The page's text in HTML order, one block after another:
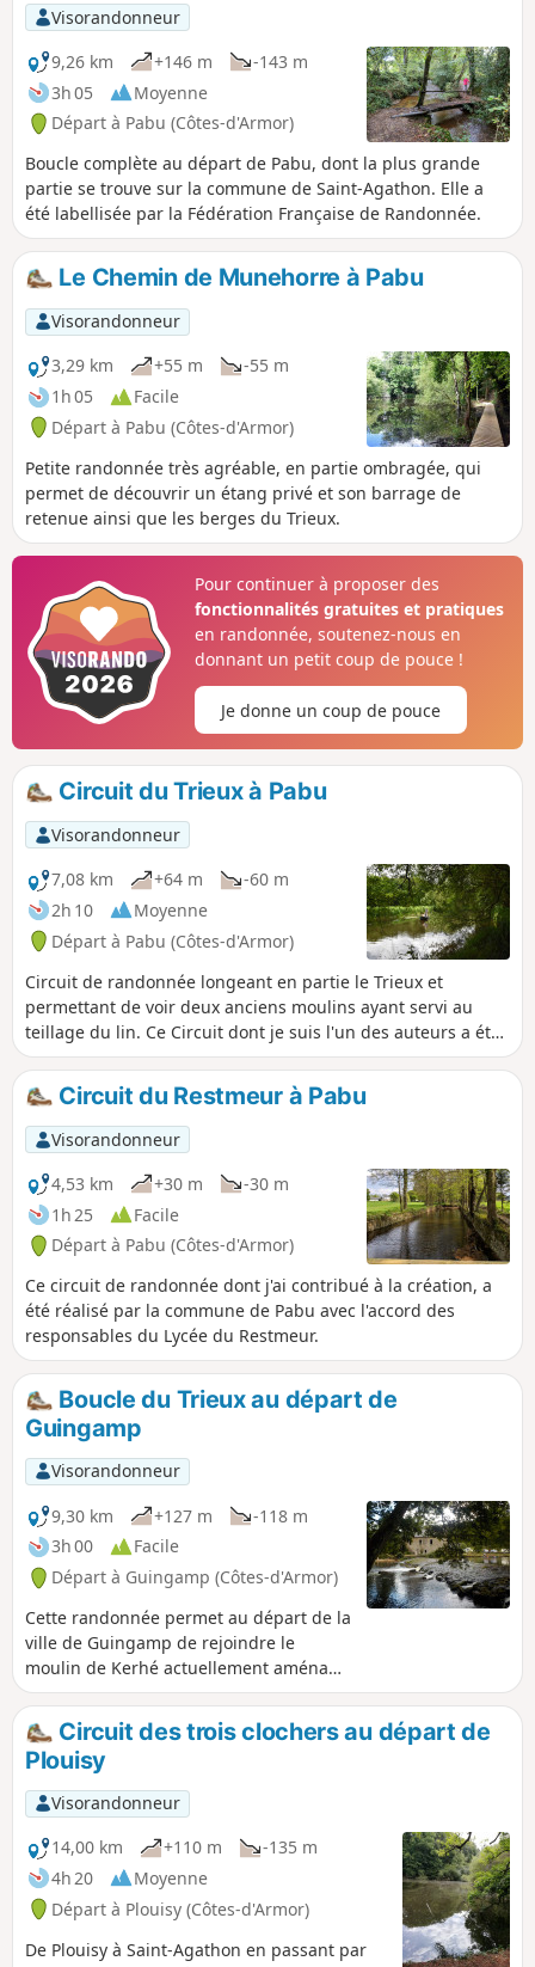
Visorandonneur
9,26 km
+146 m
-143 m
3h 05
Moyenne
Départ à Pabu (Côtes-d'Armor)
Boucle complète au départ de Pabu, dont la plus grande
partie se trouve sur la commune de Saint-Agathon. Elle a
été labellisée par la Fédération Française de Randonnée.
Le Chemin de Munehorre à Pabu
Visorandonneur
3,29 km
+55 m
-55 m
1h 05
Facile
Départ à Pabu (Côtes-d'Armor)
Petite randonnée très agréable, en partie ombragée, qui
permet de découvrir un étang privé et son barrage de
retenue ainsi que les berges du Trieux.
Pour continuer à proposer des
fonctionnalités gratuites et pratiques
en randonnée, soutenez-nous en
donnant un petit coup de pouce !
Je donne un coup de pouce
Circuit du Trieux à Pabu
Visorandonneur
7,08 km
+64 m
-60 m
2h 10
Moyenne
Départ à Pabu (Côtes-d'Armor)
Circuit de randonnée longeant en partie le Trieux et
permettant de voir deux anciens moulins ayant servi au
teillage du lin. Ce Circuit dont je suis l'un des auteurs a été
créé par la commune de Pabu et labellisé par la Fédération
Française de Randonnée. Sentier balisé en Jaune.
Circuit du Restmeur à Pabu
Visorandonneur
4,53 km
+30 m
-30 m
1h 25
Facile
Départ à Pabu (Côtes-d'Armor)
Ce circuit de randonnée dont j'ai contribué à la création, a
été réalisé par la commune de Pabu avec l'accord des
responsables du Lycée du Restmeur.
Boucle du Trieux au départ de
Guingamp
Visorandonneur
9,30 km
+127 m
-118 m
3h 00
Facile
Départ à Guingamp (Côtes-d'Armor)
Cette randonnée permet au départ de la
ville de Guingamp de rejoindre le
moulin de Kerhé actuellement aménagé
en camping. L'essentiel du parcours
s'effectue à couvert par des chemins de
terre situés à part égale sur les
communes de Plouisy et de Pabu. Ce
parcours comporte des portions
réellement très boueuses en hiver et au
printemps. Randonnée à effectuer
plutôt de mai à octobre pour en profiter
pleinement.
Circuit des trois clochers au départ de
Plouisy
Visorandonneur
14,00 km
+110 m
-135 m
4h 20
Moyenne
Départ à Plouisy (Côtes-d'Armor)
De Plouisy à Saint-Agathon en passant par